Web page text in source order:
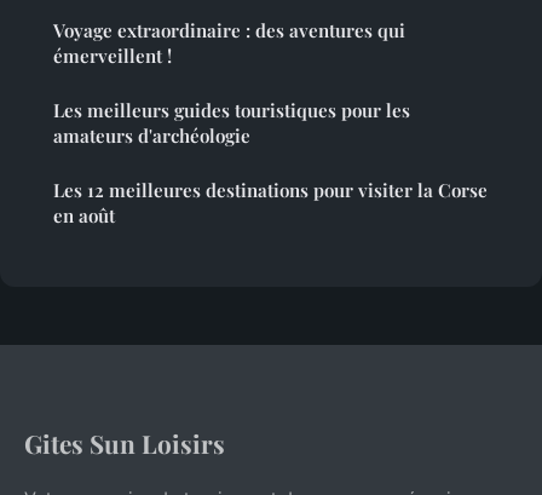
Voyage extraordinaire : des aventures qui
émerveillent !
Les meilleurs guides touristiques pour les
amateurs d'archéologie
Les 12 meilleures destinations pour visiter la Corse
en août
Gites Sun Loisirs